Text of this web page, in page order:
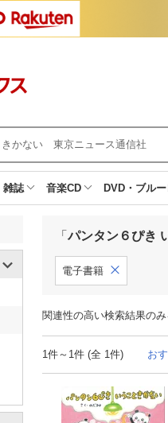
雑誌 音楽CD DVD・ブルー
「 パンタン６ぴき
電子書籍
関連性の高い検索結果のみ
1件～1件 (全 1件) お